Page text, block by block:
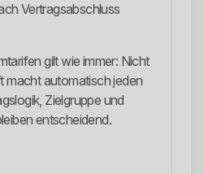
Vertragsabschluss
gilt wie immer: Nicht
macht automatisch jeden
Zielgruppe und
entscheidend.